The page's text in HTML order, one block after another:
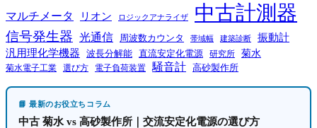
マルチメータ リオン ロジックアナライザ 中古計測器
信号発生器 光通信 周波数カウンタ 帯域幅 建築診断
振動計
汎用理化学機器
波長分解能 直流安定化電源 研究所 菊水
菊水電子工業 選び方 電子負荷装置 騒音計 高砂製作所
📘 最新のお役立ちコラム
中古 菊水 vs 高砂製作所｜交流安定化電源の選び方